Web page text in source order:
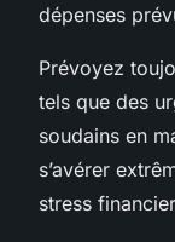
dépenses
Prévoyez
tels que des
soudains en
s’avérer
stress